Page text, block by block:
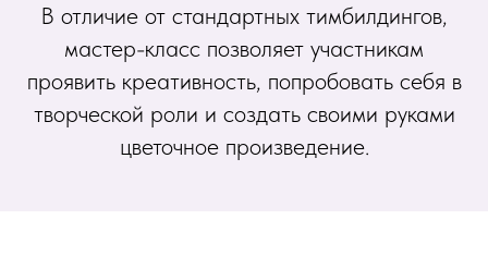
В отличие от стандартных тимбилдингов,
мастер-класс позволяет участникам
проявить креативность, попробовать себя в
творческой роли и создать своими руками
цветочное произведение.